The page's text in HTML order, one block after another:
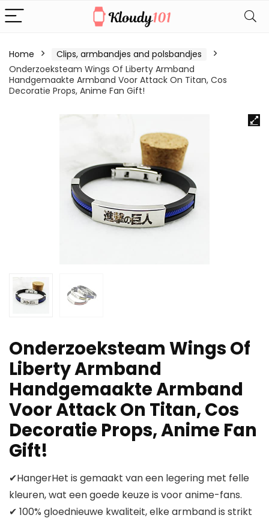
Home
Clips, armbandjes and polsbandjes
Onderzoeksteam Wings Of Liberty Armband
Handgemaakte Armband Voor Attack On Titan, Cos
Decoratie Props, Anime Fan Gift!
Onderzoeksteam Wings Of
Liberty Armband
Handgemaakte Armband
Voor Attack On Titan, Cos
Decoratie Props, Anime Fan
Gift!
✔HangerHet is gemaakt van een legering met felle
kleuren, wat een goede keuze is voor anime-fans.
✔ 100% gloednieuwe kwaliteit, elke armband is strikt